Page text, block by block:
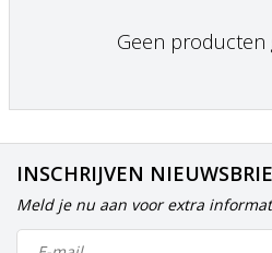
Geen producten
INSCHRIJVEN
Meld je nu aan voor extra